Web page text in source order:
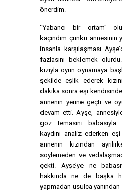
önerdim.
"Yabancı bir ortam"
kaçındım çünkü annesinin
insanla karşılaşması
fazlasını beklemek
kızıyla oyun oynamaya
şekilde eşlik ederek
dakika sonra eşi
annenin yerine geçti ve
devam etti. Ayşe,
göz temasını
kaydını analiz ederken
annenin kızından
söylemeden ve
çekti. Ayşe’ye ne
hakkında ne de başka
yapmadan usulca yanından